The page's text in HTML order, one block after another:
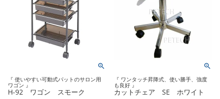
『 使いやすい可動式パットのサロン用
ワゴン 』
H-92 ワゴン スモーク
『 ワンタッチ昇降式、使い勝手、強度
も良好 』
カットチェア SE ホワイト